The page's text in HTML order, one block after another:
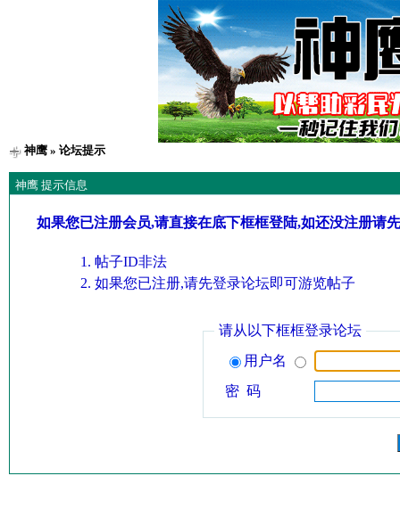
神鹰» 论坛提示
神鹰 提示信息
如果您已注册会员,请直接在底下框框登陆,如还没注册请
帖子ID非法
如果您已注册,请先登录论坛即可游览帖子
请从以下框框登录论坛
用户名
密 码